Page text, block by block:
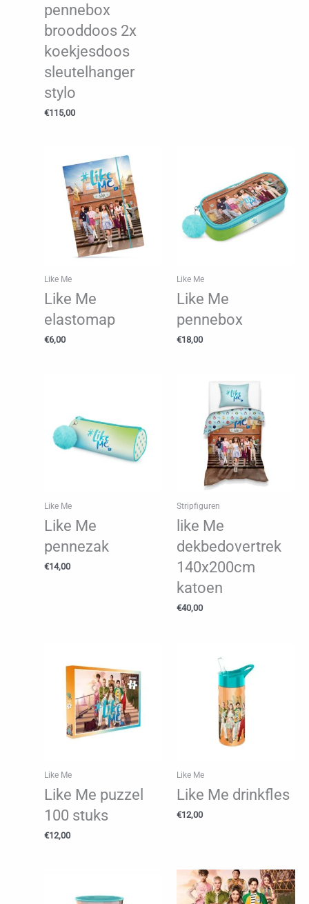
pennebox
brooddoos 2x
koekjesdoos
sleutelhanger
stylo
€115,00
Like Me
Like Me
elastomap
€6,00
Like Me
Like Me
pennebox
€18,00
Like Me
Like Me
pennezak
€14,00
Stripfiguren
like Me
dekbedovertrek
140x200cm
katoen
€40,00
Like Me
Like Me puzzel
100 stuks
€12,00
Like Me
Like Me drinkfles
€12,00